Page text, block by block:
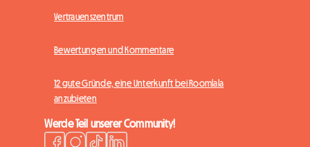
Vertrauenszentrum
Bewertungen und Kommentare
12 gute Gründe, eine Unterkunft bei Roomlala
anzubieten
Werde Teil unserer Community!